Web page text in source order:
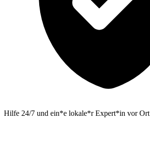
Hilfe 24/7 und ein*e lokale*r Expert*in vor Ort